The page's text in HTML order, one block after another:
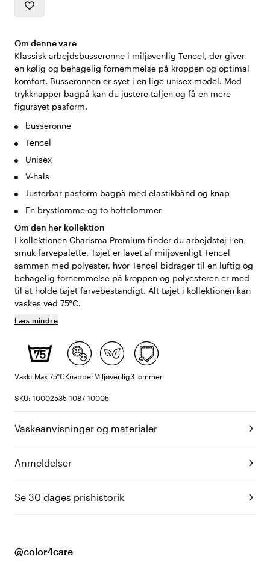
Om denne vare
Klassisk arbejdsbusseronne i miljøvenlig Tencel, der giver
en kølig og behagelig fornemmelse på kroppen og optimal
komfort. Busseronnen er syet i en lige unisex model. Med
trykknapper bagpå kan du justere taljen og få en mere
figursyet pasform.
busseronne
Tencel
Unisex
V-hals
Justerbar pasform bagpå med elastikbånd og knap
En brystlomme og to hoftelommer
Om den her kollektion
I kollektionen Charisma Premium finder du arbejdstøj i en
smuk farvepalette. Tøjet er lavet af miljøvenligt Tencel
sammen med polyester, hvor Tencel bidrager til en luftig og
behagelig fornemmelse på kroppen og polyesteren er med
til at holde tøjet farvebestandigt. Alt tøjet i kollektionen kan
vaskes ved 75°C.
Læs mindre
Vask: Max 75°CKnapperMiljøvenlig3 lommer
SKU: 10002535-1087-10005
Vaskeanvisninger og materialer
Anmeldelser
Se 30 dages prishistorik
@color4care